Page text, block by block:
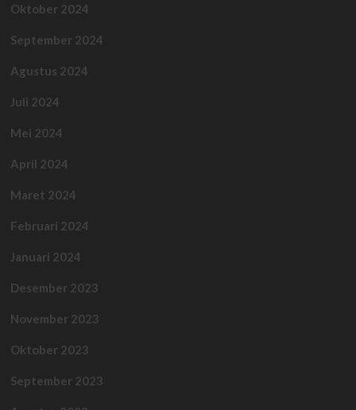
Oktober 2024
September 2024
Agustus 2024
Juli 2024
Mei 2024
April 2024
Maret 2024
Februari 2024
Januari 2024
Desember 2023
November 2023
Oktober 2023
September 2023